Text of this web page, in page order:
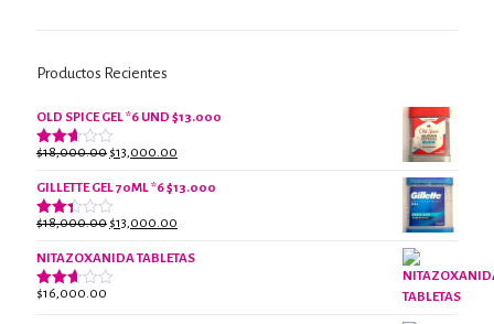
Productos Recientes
OLD SPICE GEL *6 UND $13.000
Valorado
2.61
de 5
$18,000.00 El
original
era:
$13,000.00
actual
GILLETTE GEL 70ML *6 $13.000
Valorado
2.38
de 5
$18,000.00 El
original
era:
$13,000.00
actual
NITAZOXANIDA TABLETAS
Valorado
$16,000.00